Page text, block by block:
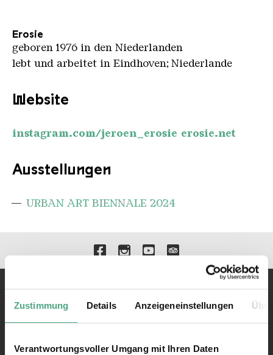
Zustimmung Details Anzeigeneinstellungen
Verantwortungsvoller Umgang mit Ihren Daten
Erosie
geboren 1976 in den Niederlanden
lebt und arbeitet in Eindhoven; Niederlande
Website
instagram.com/jeroen_erosie erosie.net
Ausstellungen
URBAN ART BIENNALE 2024
Verlinkungen zu unseren